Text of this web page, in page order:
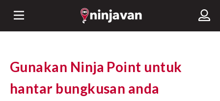
Gunakan Ninja Point untuk
hantar bungkusan anda